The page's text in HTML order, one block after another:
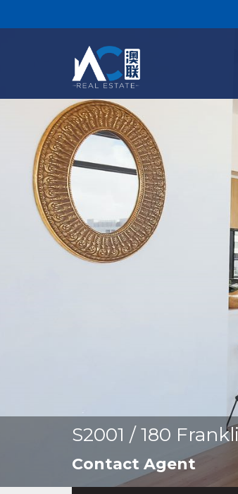
S2001 / 180
Contact Agent